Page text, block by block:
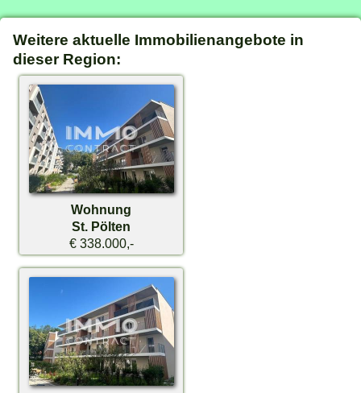
Weitere aktuelle Immobilienangebote in
dieser Region:
Wohnung
St. Pölten
€ 338.000,-